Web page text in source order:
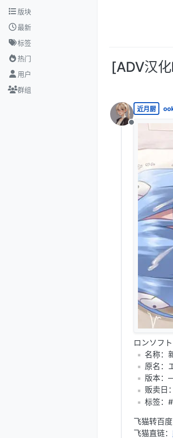
跳转至内容
版块
最新
标签
热门
用户
群组
[ADV汉
离线
近月厨
ロンソフト
名称：
原名：
版本
贩卖日
标签：
飞猫转百度
飞猫直链：